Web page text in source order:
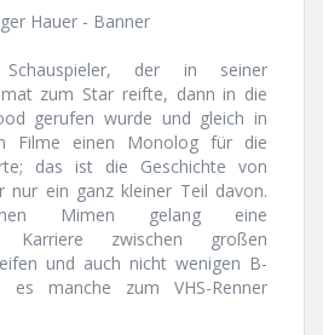
Schauspieler, der in seiner
zum Star reifte, dann in die
gerufen wurde und gleich in
Filme einen Monolog für die
das ist die Geschichte von
nur ein ganz kleiner Teil davon.
Mimen gelang eine
Karriere zwischen großen
und auch nicht wenigen B-
es manche zum VHS-Renner